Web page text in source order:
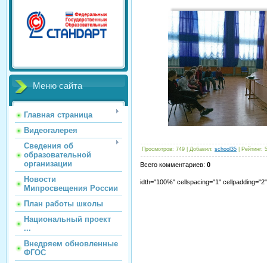
Меню сайта
Главная страница
Видеогалерея
Сведения об
образовательной
организации
Новости
Мипросвещения России
План работы школы
Национальный проект
...
Внедряем обновленные
ФГОС
Просмотров: 749 Добавил: school35 Рейтинг:
Всего комментариев: 0
idth="100%" cellspacing="1"